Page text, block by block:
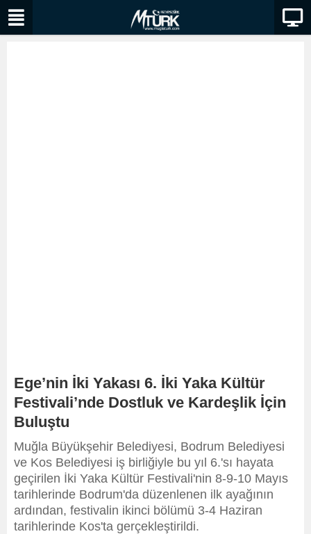
Ege’nin İki Yakası 6. İki Yaka Kültür
Festivali’nde Dostluk ve Kardeşlik İçin
Buluştu
Muğla Büyükşehir Belediyesi, Bodrum Belediyesi
ve Kos Belediyesi iş birliğiyle bu yıl 6.'sı hayata
geçirilen İki Yaka Kültür Festivali'nin 8-9-10 Mayıs
tarihlerinde Bodrum'da düzenlenen ilk ayağının
ardından, festivalin ikinci bölümü 3-4 Haziran
tarihlerinde Kos'ta gerçekleştirildi.